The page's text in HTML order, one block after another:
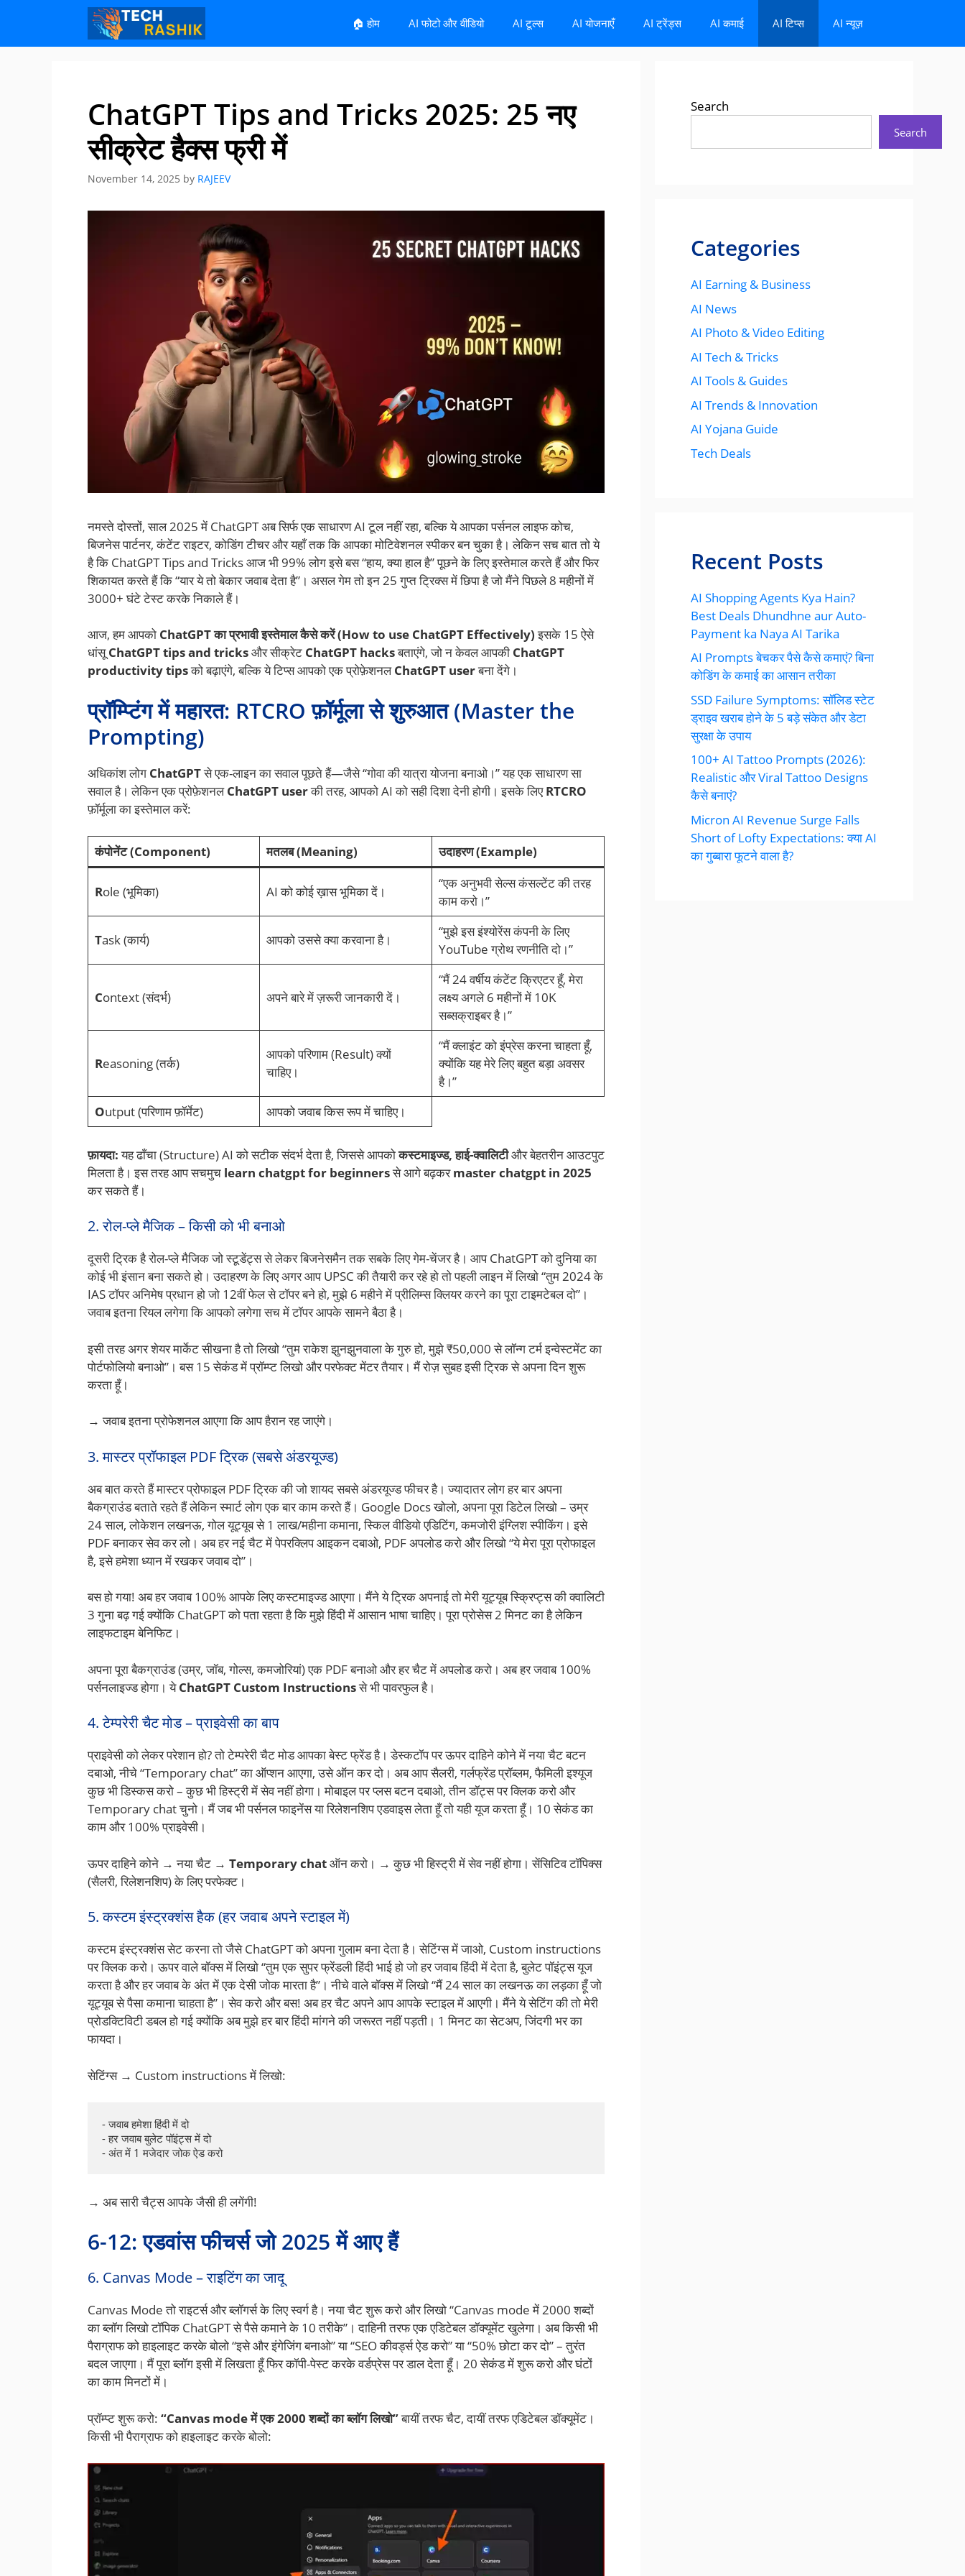
content
content
🏠 होम AI फोटो और वीडियो AI टूल्स AI योजनाएँ AI ट्रेंड्स AI कमाई AI टिप्स AI न्यूज़
ChatGPT Tips and Tricks 2025: 25 नए
सीक्रेट हैक्स फ्री में
November 14, 2025 by RAJEEV
नमस्ते दोस्तों, साल 2025 में ChatGPT अब सिर्फ एक साधारण AI टूल नहीं रहा, बल्कि ये आपका पर्सनल लाइफ कोच,
बिजनेस पार्टनर, कंटेंट राइटर, कोडिंग टीचर और यहाँ तक कि आपका मोटिवेशनल स्पीकर बन चुका है। लेकिन सच बात तो ये
है कि ChatGPT Tips and Tricks आज भी 99% लोग इसे बस “हाय, क्या हाल है” पूछने के लिए इस्तेमाल करते हैं और फिर
शिकायत करते हैं कि “यार ये तो बेकार जवाब देता है”। असल गेम तो इन 25 गुप्त ट्रिक्स में छिपा है जो मैंने पिछले 8 महीनों में
3000+ घंटे टेस्ट करके निकाले हैं।
आज, हम आपको ChatGPT का प्रभावी इस्तेमाल कैसे करें (How to use ChatGPT Effectively)इसके 15 ऐसे
धांसूChatGPT tips and tricksऔर सीक्रेट ChatGPT hacksबताएंगे, जो न केवल आपकी ChatGPT
productivity tipsको बढ़ाएंगे, बल्कि ये टिप्स आपको एक प्रोफ़ेशनलChatGPT userबना देंगे।
प्रॉम्प्टिंग में महारत: RTCRO फ़ॉर्मूला से शुरुआत (Master the
Prompting)
अधिकांश लोग ChatGPTसे एक-लाइन का सवाल पूछते हैं—जैसे “गोवा की यात्रा योजना बनाओ।” यह एक साधारण सा
सवाल है। लेकिन एक प्रोफ़ेशनलChatGPT userकी तरह, आपको AI को सही दिशा देनी होगी। इसके लिएRTCRO
फ़ॉर्मूला का इस्तेमाल करें:
कंपोनेंट (Component) मतलब (Meaning) उदाहरण (Example)
Role (भूमिका) AI को कोई ख़ास भूमिका दें।
“एक अनुभवी सेल्स कंसल्टेंट की तरह
काम करो।”
Task (कार्य) आपको उससे क्या करवाना है।
“मुझे इस इंश्योरेंस कंपनी के लिए
YouTube ग्रोथ रणनीति दो।”
Context (संदर्भ) अपने बारे में ज़रूरी जानकारी दें।
“मैं 24 वर्षीय कंटेंट क्रिएटर हूँ, मेरा
लक्ष्य अगले 6 महीनों में 10K
सब्सक्राइबर है।”
Reasoning (तर्क)
आपको परिणाम (Result) क्यों
चाहिए।
“मैं क्लाइंट को इंप्रेस करना चाहता हूँ,
क्योंकि यह मेरे लिए बहुत बड़ा अवसर
है।”
Output (परिणाम फ़ॉर्मेट) आपको जवाब किस रूप में चाहिए।
फ़ायदा:यह ढाँचा (Structure) AI को सटीक संदर्भ देता है, जिससे आपकोकस्टमाइज्ड, हाई-क्वालिटीऔर बेहतरीन आउटपुट
मिलता है। इस तरह आप सचमुच learn chatgpt for beginnersसे आगे बढ़करmaster chatgpt in 2025
कर सकते हैं।
2. रोल-प्ले मैजिक – किसी को भी बनाओ
दूसरी ट्रिक है रोल-प्ले मैजिक जो स्टूडेंट्स से लेकर बिजनेसमैन तक सबके लिए गेम-चेंजर है। आप ChatGPT को दुनिया का
कोई भी इंसान बना सकते हो। उदाहरण के लिए अगर आप UPSC की तैयारी कर रहे हो तो पहली लाइन में लिखो “तुम 2024 के
IAS टॉपर अनिमेष प्रधान हो जो 12वीं फेल से टॉपर बने हो, मुझे 6 महीने में प्रीलिम्स क्लियर करने का पूरा टाइमटेबल दो”।
जवाब इतना रियल लगेगा कि आपको लगेगा सच में टॉपर आपके सामने बैठा है।
इसी तरह अगर शेयर मार्केट सीखना है तो लिखो “तुम राकेश झुनझुनवाला के गुरु हो, मुझे ₹50,000 से लॉन्ग टर्म इन्वेस्टमेंट का
पोर्टफोलियो बनाओ”। बस 15 सेकंड में प्रॉम्प्ट लिखो और परफेक्ट मेंटर तैयार। मैं रोज़ सुबह इसी ट्रिक से अपना दिन शुरू
करता हूँ।
→ जवाब इतना प्रोफेशनल आएगा कि आप हैरान रह जाएंगे।
3. मास्टर प्रॉफाइल PDF ट्रिक (सबसे अंडरयूज्ड)
अब बात करते हैं मास्टर प्रोफाइल PDF ट्रिक की जो शायद सबसे अंडरयूज्ड फीचर है। ज्यादातर लोग हर बार अपना
बैकग्राउंड बताते रहते हैं लेकिन स्मार्ट लोग एक बार काम करते हैं। Google Docs खोलो, अपना पूरा डिटेल लिखो – उम्र
24 साल, लोकेशन लखनऊ, गोल यूट्यूब से 1 लाख/महीना कमाना, स्किल वीडियो एडिटिंग, कमजोरी इंग्लिश स्पीकिंग। इसे
PDF बनाकर सेव कर लो। अब हर नई चैट में पेपरक्लिप आइकन दबाओ, PDF अपलोड करो और लिखो “ये मेरा पूरा प्रोफाइल
है, इसे हमेशा ध्यान में रखकर जवाब दो”।
बस हो गया! अब हर जवाब 100% आपके लिए कस्टमाइज्ड आएगा। मैंने ये ट्रिक अपनाई तो मेरी यूट्यूब स्क्रिप्ट्स की क्वालिटी
3 गुना बढ़ गई क्योंकि ChatGPT को पता रहता है कि मुझे हिंदी में आसान भाषा चाहिए। पूरा प्रोसेस 2 मिनट का है लेकिन
लाइफटाइम बेनिफिट।
अपना पूरा बैकग्राउंड (उम्र, जॉब, गोल्स, कमजोरियां) एक PDF बनाओ और हर चैट में अपलोड करो। अब हर जवाब 100%
पर्सनलाइज्ड होगा। येChatGPT Custom Instructionsसे भी पावरफुल है।
4. टेम्परेरी चैट मोड – प्राइवेसी का बाप
प्राइवेसी को लेकर परेशान हो? तो टेम्परेरी चैट मोड आपका बेस्ट फ्रेंड है। डेस्कटॉप पर ऊपर दाहिने कोने में नया चैट बटन
दबाओ, नीचे “Temporary chat” का ऑप्शन आएगा, उसे ऑन कर दो। अब आप सैलरी, गर्लफ्रेंड प्रॉब्लम, फैमिली इश्यूज
कुछ भी डिस्कस करो – कुछ भी हिस्ट्री में सेव नहीं होगा। मोबाइल पर प्लस बटन दबाओ, तीन डॉट्स पर क्लिक करो और
Temporary chat चुनो। मैं जब भी पर्सनल फाइनेंस या रिलेशनशिप एडवाइस लेता हूँ तो यही यूज करता हूँ। 10 सेकंड का
काम और 100% प्राइवेसी।
ऊपर दाहिने कोने → नया चैट → Temporary chatऑन करो। → कुछ भी हिस्ट्री में सेव नहीं होगा। सेंसिटिव टॉपिक्स
(सैलरी, रिलेशनशिप) के लिए परफेक्ट।
5. कस्टम इंस्ट्रक्शंस हैक (हर जवाब अपने स्टाइल में)
कस्टम इंस्ट्रक्शंस सेट करना तो जैसे ChatGPT को अपना गुलाम बना देता है। सेटिंग्स में जाओ, Custom instructions
पर क्लिक करो। ऊपर वाले बॉक्स में लिखो “तुम एक सुपर फ्रेंडली हिंदी भाई हो जो हर जवाब हिंदी में देता है, बुलेट पॉइंट्स यूज
करता है और हर जवाब के अंत में एक देसी जोक मारता है”। नीचे वाले बॉक्स में लिखो “मैं 24 साल का लखनऊ का लड़का हूँ जो
यूट्यूब से पैसा कमाना चाहता है”। सेव करो और बस! अब हर चैट अपने आप आपके स्टाइल में आएगी। मैंने ये सेटिंग की तो मेरी
प्रोडक्टिविटी डबल हो गई क्योंकि अब मुझे हर बार हिंदी मांगने की जरूरत नहीं पड़ती। 1 मिनट का सेटअप, जिंदगी भर का
फायदा।
सेटिंग्स → Custom instructions में लिखो:
- जवाब हमेशा हिंदी में दो
- हर जवाब बुलेट पॉइंट्स में दो
- अंत में 1 मजेदार जोक ऐड करो
→ अब सारी चैट्स आपके जैसी ही लगेंगी!
6-12: एडवांस फीचर्स जो 2025 में आए हैं
6. Canvas Mode – राइटिंग का जादू
Canvas Mode तो राइटर्स और ब्लॉगर्स के लिए स्वर्ग है। नया चैट शुरू करो और लिखो “Canvas mode में 2000 शब्दों
का ब्लॉग लिखो टॉपिक ChatGPT से पैसे कमाने के 10 तरीके”। दाहिनी तरफ एक एडिटेबल डॉक्यूमेंट खुलेगा। अब किसी भी
पैराग्राफ को हाइलाइट करके बोलो “इसे और इंगेजिंग बनाओ” या “SEO कीवर्ड्स ऐड करो” या “50% छोटा कर दो” – तुरंत
बदल जाएगा। मैं पूरा ब्लॉग इसी में लिखता हूँ फिर कॉपी-पेस्ट करके वर्डप्रेस पर डाल देता हूँ। 20 सेकंड में शुरू करो और घंटों
का काम मिनटों में।
प्रॉम्प्ट शुरू करो: “Canvas mode में एक 2000 शब्दों का ब्लॉग लिखो”बायीं तरफ चैट, दायीं तरफ एडिटेबल डॉक्यूमेंट।
किसी भी पैराग्राफ को हाइलाइट करके बोलो:
Search
Search
Categories
AI Earning & Business
AI News
AI Photo & Video Editing
AI Tech & Tricks
AI Tools & Guides
AI Trends & Innovation
AI Yojana Guide
Tech Deals
Recent Posts
AI Shopping Agents Kya Hain?
Best Deals Dhundhne aur Auto-
Payment ka Naya AI Tarika
AI Prompts बेचकर पैसे कैसे कमाएं? बिना
कोडिंग के कमाई का आसान तरीका
SSD Failure Symptoms: सॉलिड स्टेट
ड्राइव खराब होने के 5 बड़े संकेत और डेटा
सुरक्षा के उपाय
100+ AI Tattoo Prompts (2026):
Realistic और Viral Tattoo Designs
कैसे बनाएं?
Micron AI Revenue Surge Falls
Short of Lofty Expectations: क्या AI
का गुब्बारा फूटने वाला है?